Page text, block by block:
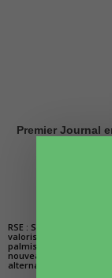
Premier Journal
RSE : SCANTOGO
valorise les coques de
palmiste comme
nouveaux combustibles
alternatifs